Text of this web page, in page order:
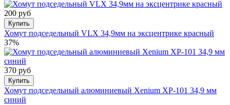
200 руб
Купить
Хомут подседельный VLX 34,9мм на эксцентрике красный
37%
370 руб
Купить
Хомут подседельный алюминиевый Xenium XP-101 34,9 мм
синий